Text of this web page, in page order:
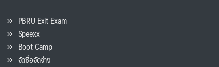
PBRU Exit Exam
Speexx
Boot Camp
จัดซื้อจัดจ้าง